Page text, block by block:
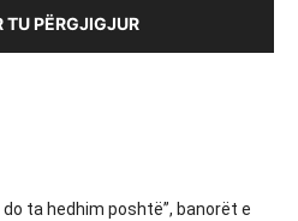
TU PËRGJIGJUR
ta hedhim poshtë”, banorët e